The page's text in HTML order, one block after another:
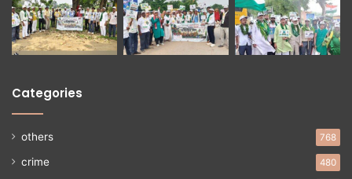
Categories
others 768
crime 480